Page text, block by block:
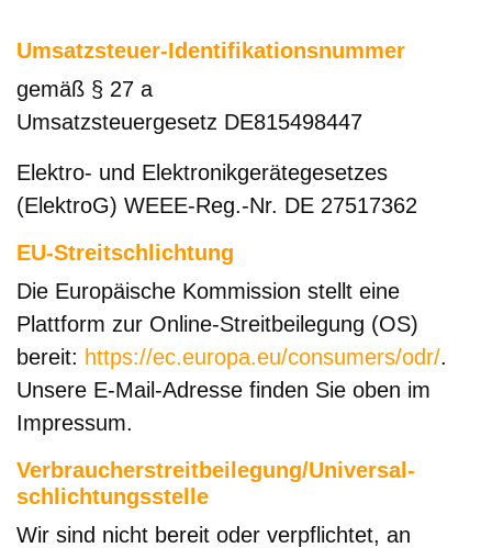
Umsatzsteuer-Identifikationsnummer
gemäß § 27 a
Umsatzsteuergesetz DE815498447
Elektro- und Elektronikgerätegesetzes
(ElektroG) WEEE-Reg.-Nr. DE 27517362
EU-Streitschlichtung
Die Europäische Kommission stellt eine
Plattform zur Online-Streitbeilegung (OS)
bereit: https://ec.europa.eu/consumers/odr/.
Unsere E-Mail-Adresse finden Sie oben im
Impressum.
Verbraucher­streit­beilegung/Universal­
schlichtungs­stelle
Wir sind nicht bereit oder verpflichtet, an